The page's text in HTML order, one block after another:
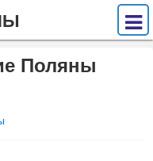
Поляны